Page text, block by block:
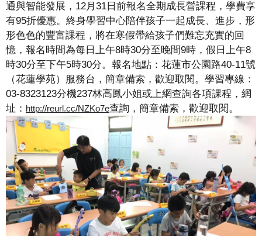
通與智能發展，12月31日前報名全期成長營課程，學費享
有95折優惠。終身學習中心陪伴孩子一起成長、進步，形
形色色的豐富課程，將在寒假帶給孩子們難忘充實的回
憶， 報名時間為每日上午8時30分至晚間9時，假日上午8
時30分至下午5時30分。報名地點：花蓮市公園路40-11號
（花蓮學苑）服務台，簡章備索，歡迎取閱。學習專線：
03-8323123分機237林高鳳小姐或上網查詢各項課程，網
址： http://reurl.cc/NZKo7e查詢，簡章備索，歡迎取閱。